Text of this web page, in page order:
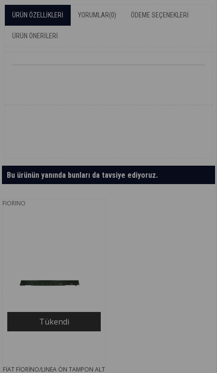
ÜRÜN ÖZELLIKLERI YORUMLAR(0) ÖDEME SEÇENEKLERI
ÜRÜN ÖNERILERI
Bu ürünün yanında bunları da tavsiye ediyoruz.
FIORINO
Tükendi
FİAT FİORİNO/LINEA ÖN TAMPON ALT